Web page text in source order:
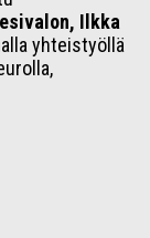
Ilkka
yhteistyöllä